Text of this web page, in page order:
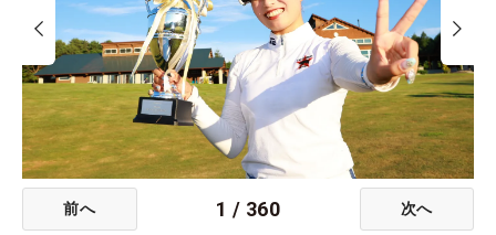
前へ 1 / 360 次へ